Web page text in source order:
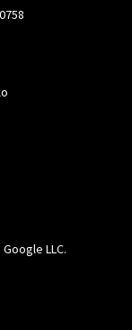
LLC.